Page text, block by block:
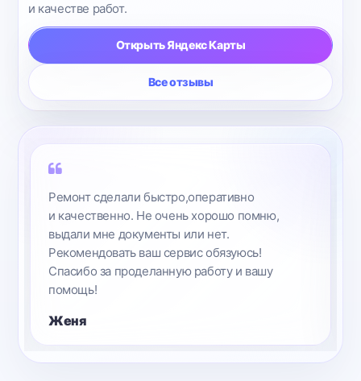
и качестве работ.
Открыть Яндекс Карты
Все отзывы
Ремонт сделали быстро,оперативно
и качественно. Не очень хорошо помню,
выдали мне документы или нет.
Рекомендовать ваш сервис обязуюсь!
Спасибо за проделанную работу и вашу
помощь!
Женя